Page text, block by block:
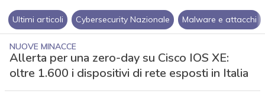
Ultimi articoli Cybersecurity Nazionale Malware e attacchi
NUOVE MINACCE
Allerta per una zero-day su Cisco IOS XE:
oltre 1.600 i dispositivi di rete esposti in Italia